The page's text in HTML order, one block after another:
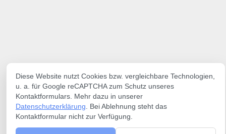
Diese Website nutzt Cookies bzw. vergleichbare Technologien,
u. a. für Google reCAPTCHA zum Schutz unseres
Kontaktformulars. Mehr dazu in unserer
Datenschutzerklärung . Bei Ablehnung steht das
Kontaktformular nicht zur Verfügung.